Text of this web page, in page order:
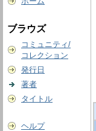
ブラウズ
コミュニティ/
コレクション
発行日
著者
タイトル
ヘルプ